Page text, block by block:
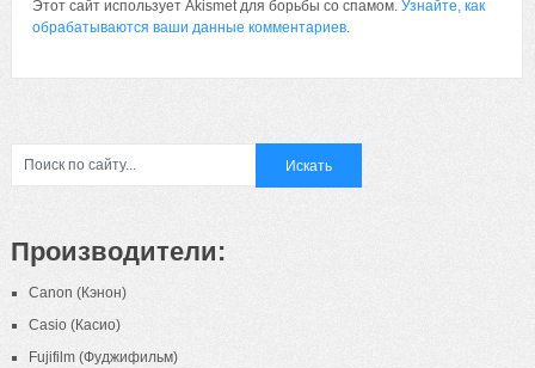
Этот сайт использует Akismet для борьбы со спамом.Узнайте, как
обрабатываются ваши данные комментариев.
Производители:
Canon (Кэнон)
Casio (Касио)
Fujifilm (Фуджифильм)